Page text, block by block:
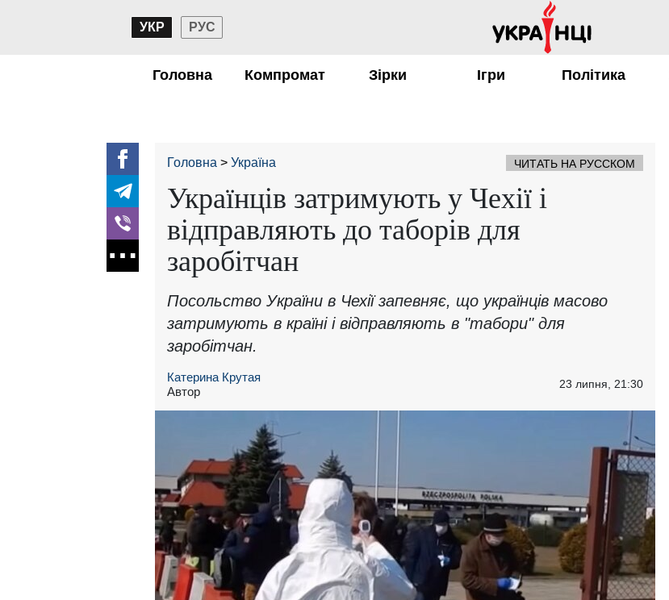
УКР РУС
Головна Компромат Зірки Ігри Політика
Головна Україна ЧИТАТЬ НА РУССКОМ
Українців затримують у Чехії і
відправляють до таборів для
заробітчан
Посольство України в Чехії запевняє, що українців масово
затримують в країні і відправляють в "табори" для
заробітчан.
Катерина Крутая
Автор
23 липня, 21:30